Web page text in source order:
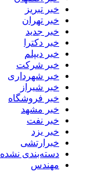
خبر تبریز
خبر تهران
خبر جدید
خبر دکترا
خبر دیپلم
خبر شرکت
خبر شهرداری
خبر شیراز
خبر فروشگاه
خبر مشهد
خبر نفت
خبر یزد
خبرارتشی
دسته‌بندی نشده
مهندس